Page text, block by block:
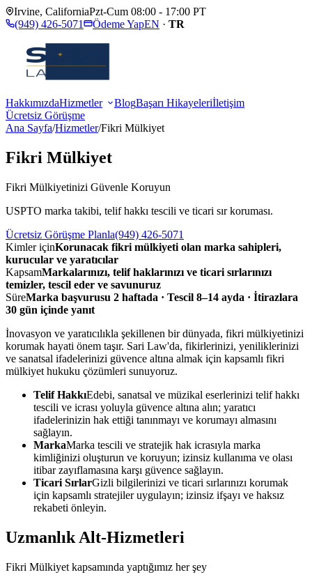
Irvine, CaliforniaPzt-Cum 08:00 - 17:00 PT
(949) 426-5071
Ödeme YapEN · TR
HakkımızdaHizmetler BlogBaşarı Hikayeleriİletişim
Ücretsiz Görüşme
Ana Sayfa/Hizmetler/Fikri Mülkiyet
Fikri Mülkiyet
Fikri Mülkiyetinizi Güvenle Koruyun
USPTO marka takibi, telif hakkı tescili ve ticari sır koruması.
Ücretsiz Görüşme Planla(949) 426-5071
Kimler içinKorunacak fikri mülkiyeti olan marka sahipleri,
kurucular ve yaratıcılar
KapsamMarkalarınızı, telif haklarınızı ve ticari sırlarınızı
temizler, tescil eder ve savunuruz
SüreMarka başvurusu 2 haftada · Tescil 8–14 ayda · İtirazlara
30 gün içinde yanıt
İnovasyon ve yaratıcılıkla şekillenen bir dünyada, fikri mülkiyetinizi
korumak hayati önem taşır. Sari Law'da, fikirlerinizi, yeniliklerinizi
ve sanatsal ifadelerinizi güvence altına almak için kapsamlı fikri
mülkiyet hukuku çözümleri sunuyoruz.
Telif HakkıEdebi, sanatsal ve müzikal eserlerinizi telif hakkı
tescili ve icrası yoluyla güvence altına alın; yaratıcı
ifadelerinizin hak ettiği tanınmayı ve korumayı almasını
sağlayın.
MarkaMarka tescili ve stratejik hak icrasıyla marka
kimliğinizi oluşturun ve koruyun; izinsiz kullanıma ve olası
itibar zayıflamasına karşı güvence sağlayın.
Ticari SırlarGizli bilgilerinizi ve ticari sırlarınızı korumak
için kapsamlı stratejiler uygulayın; izinsiz ifşayı ve haksız
rekabeti önleyin.
Uzmanlık Alt-Hizmetleri
Fikri Mülkiyet kapsamında yaptığımız her şey